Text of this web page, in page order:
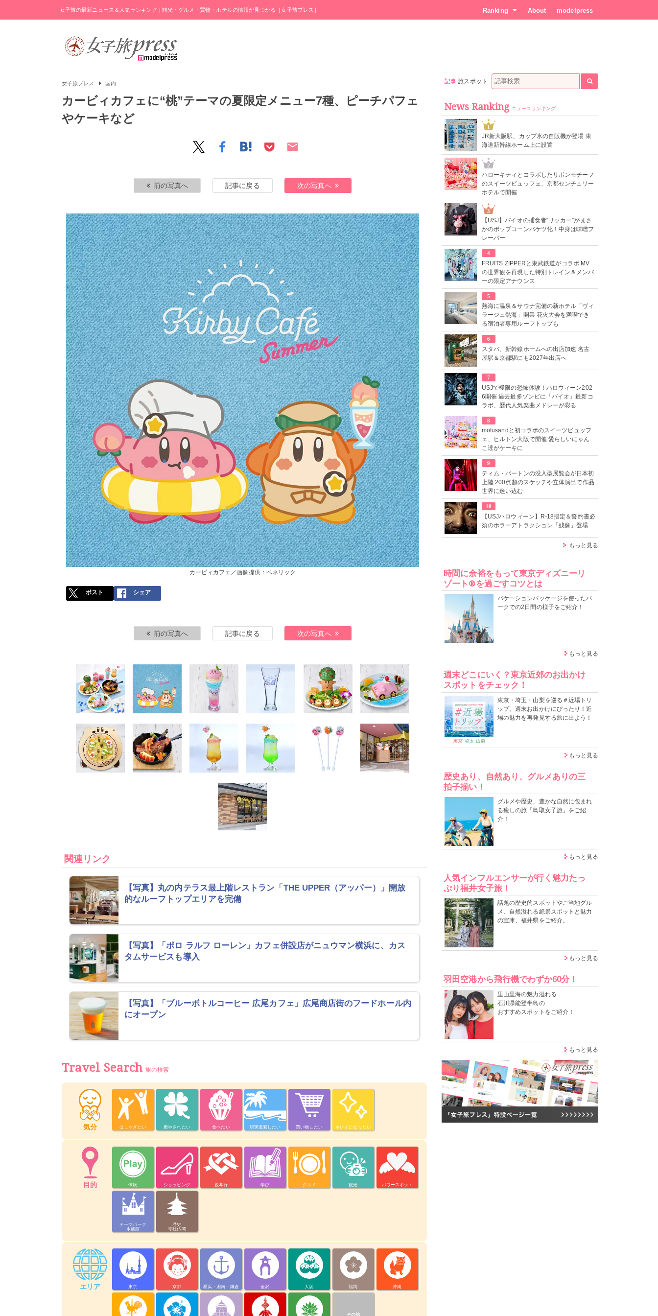
女子旅の最新ニュース＆人気ランキング | 観光・グルメ・買物・ホテルの情報が見つかる［女子旅プレス］ Ranking About modelpress
女子旅プレス 国内
カービィカフェに“桃”テーマの夏限定メニュー7種、ピーチパフェ
やケーキなど
前の写真へ 記事に戻る 次の写真へ
カービィカフェ／画像提供：ベネリック
ポスト シェア
前の写真へ 記事に戻る 次の写真へ
関連リンク
【写真】丸の内テラス最上階レストラン「THE UPPER（アッパー）」開放
的なルーフトップエリアを完備
【写真】「ポロ ラルフ ローレン」カフェ併設店がニュウマン横浜に、カス
タムサービスも導入
【写真】「ブルーボトルコーヒー 広尾カフェ」広尾商店街のフードホール内
にオープン
Travel Search 旅の検索
気分 はしゃぎたい 癒やされたい 食べたい 現実逃避したい 買い物したい キレイになりたい
目的 体験 ショッピング 親孝行 学び グルメ 観光 パワースポット
テーマパーク
水族館
歴史
寺社仏閣
エリア 東京 京都 横浜・湘南・鎌倉 金沢 大阪 福岡 沖縄
その他
記事 旅スポット
News Ranking ニュースランキング
1
JR新大阪駅、カップ氷の自販機が登場 東
海道新幹線ホーム上に設置
2
ハローキティとコラボしたリボンモチーフ
のスイーツビュッフェ、京都センチュリー
ホテルで開催
3
【USJ】バイオの捕食者“リッカー”がまさ
かのポップコーンバケツ化！中身は味噌フ
レーバー
4
FRUITS ZIPPERと東武鉄道がコラボ MV
の世界観を再現した特別トレイン＆メンバ
ーの限定アナウンス
5
熱海に温泉＆サウナ完備の新ホテル「ヴィ
ラージュ熱海」開業 花火大会を満喫でき
る宿泊者専用ルーフトップも
6
スタバ、新幹線ホームへの出店加速 名古
屋駅＆京都駅にも2027年出店へ
7
USJで極限の恐怖体験！ハロウィーン202
6開催 過去最多ゾンビに「バイオ」最新コ
ラボ、歴代人気楽曲メドレーが彩る
8
mofusandと初コラボのスイーツビュッフ
ェ、ヒルトン大阪で開催 愛らしいにゃん
こ達がケーキに
9
ティム・バートンの没入型展覧会が日本初
上陸 200点超のスケッチや立体演出で作品
世界に迷い込む
10
【USJハロウィーン】R-18指定＆誓約書必
須のホラーアトラクション「残像」登場
もっと見る
時間に余裕をもって東京ディズニーリ
ゾート®を過ごすコツとは
バケーションパッケージを使ったパ
ークでの2日間の様子をご紹介！
もっと見る
週末どこにいく？東京近郊のお出かけ
スポットをチェック！
東京・埼玉・山梨を巡る＃近場トリ
ップ。週末お出かけにぴったり！近
場の魅力を再発見する旅に出よう！
もっと見る
歴史あり、自然あり、グルメありの三
拍子揃い！
グルメや歴史、豊かな自然に包まれ
る癒しの旅「鳥取女子旅」をご紹
介！
もっと見る
人気インフルエンサーが行く魅力たっ
ぷり福井女子旅！
話題の歴史的スポットやご当地グル
メ、自然溢れる絶景スポットと魅力
の宝庫、福井県をご紹介。
もっと見る
羽田空港から飛行機でわずか60分！
里山里海の魅力溢れる
石川県能登半島の
おすすめスポットをご紹介！
もっと見る